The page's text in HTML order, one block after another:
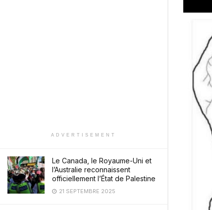
ADVERTISEMENT
Le Canada, le Royaume-Uni et
l’Australie reconnaissent
officiellement l’État de Palestine
21 SEPTEMBRE 2025